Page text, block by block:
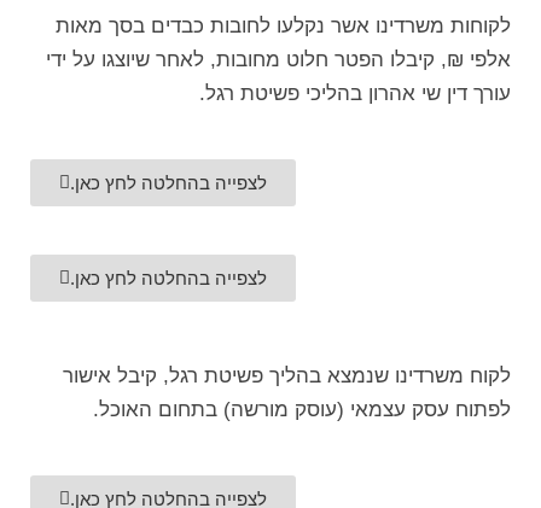
לקוחות משרדינו אשר נקלעו לחובות כבדים בסך מאות
אלפי ₪, קיבלו הפטר חלוט מחובות, לאחר שיוצגו על ידי
עורך דין שי אהרון בהליכי פשיטת רגל.
לצפייה בהחלטה לחץ כאן.
לצפייה בהחלטה לחץ כאן.
לקוח משרדינו שנמצא בהליך פשיטת רגל, קיבל אישור
לפתוח עסק עצמאי (עוסק מורשה) בתחום האוכל.
לצפייה בהחלטה לחץ כאן.